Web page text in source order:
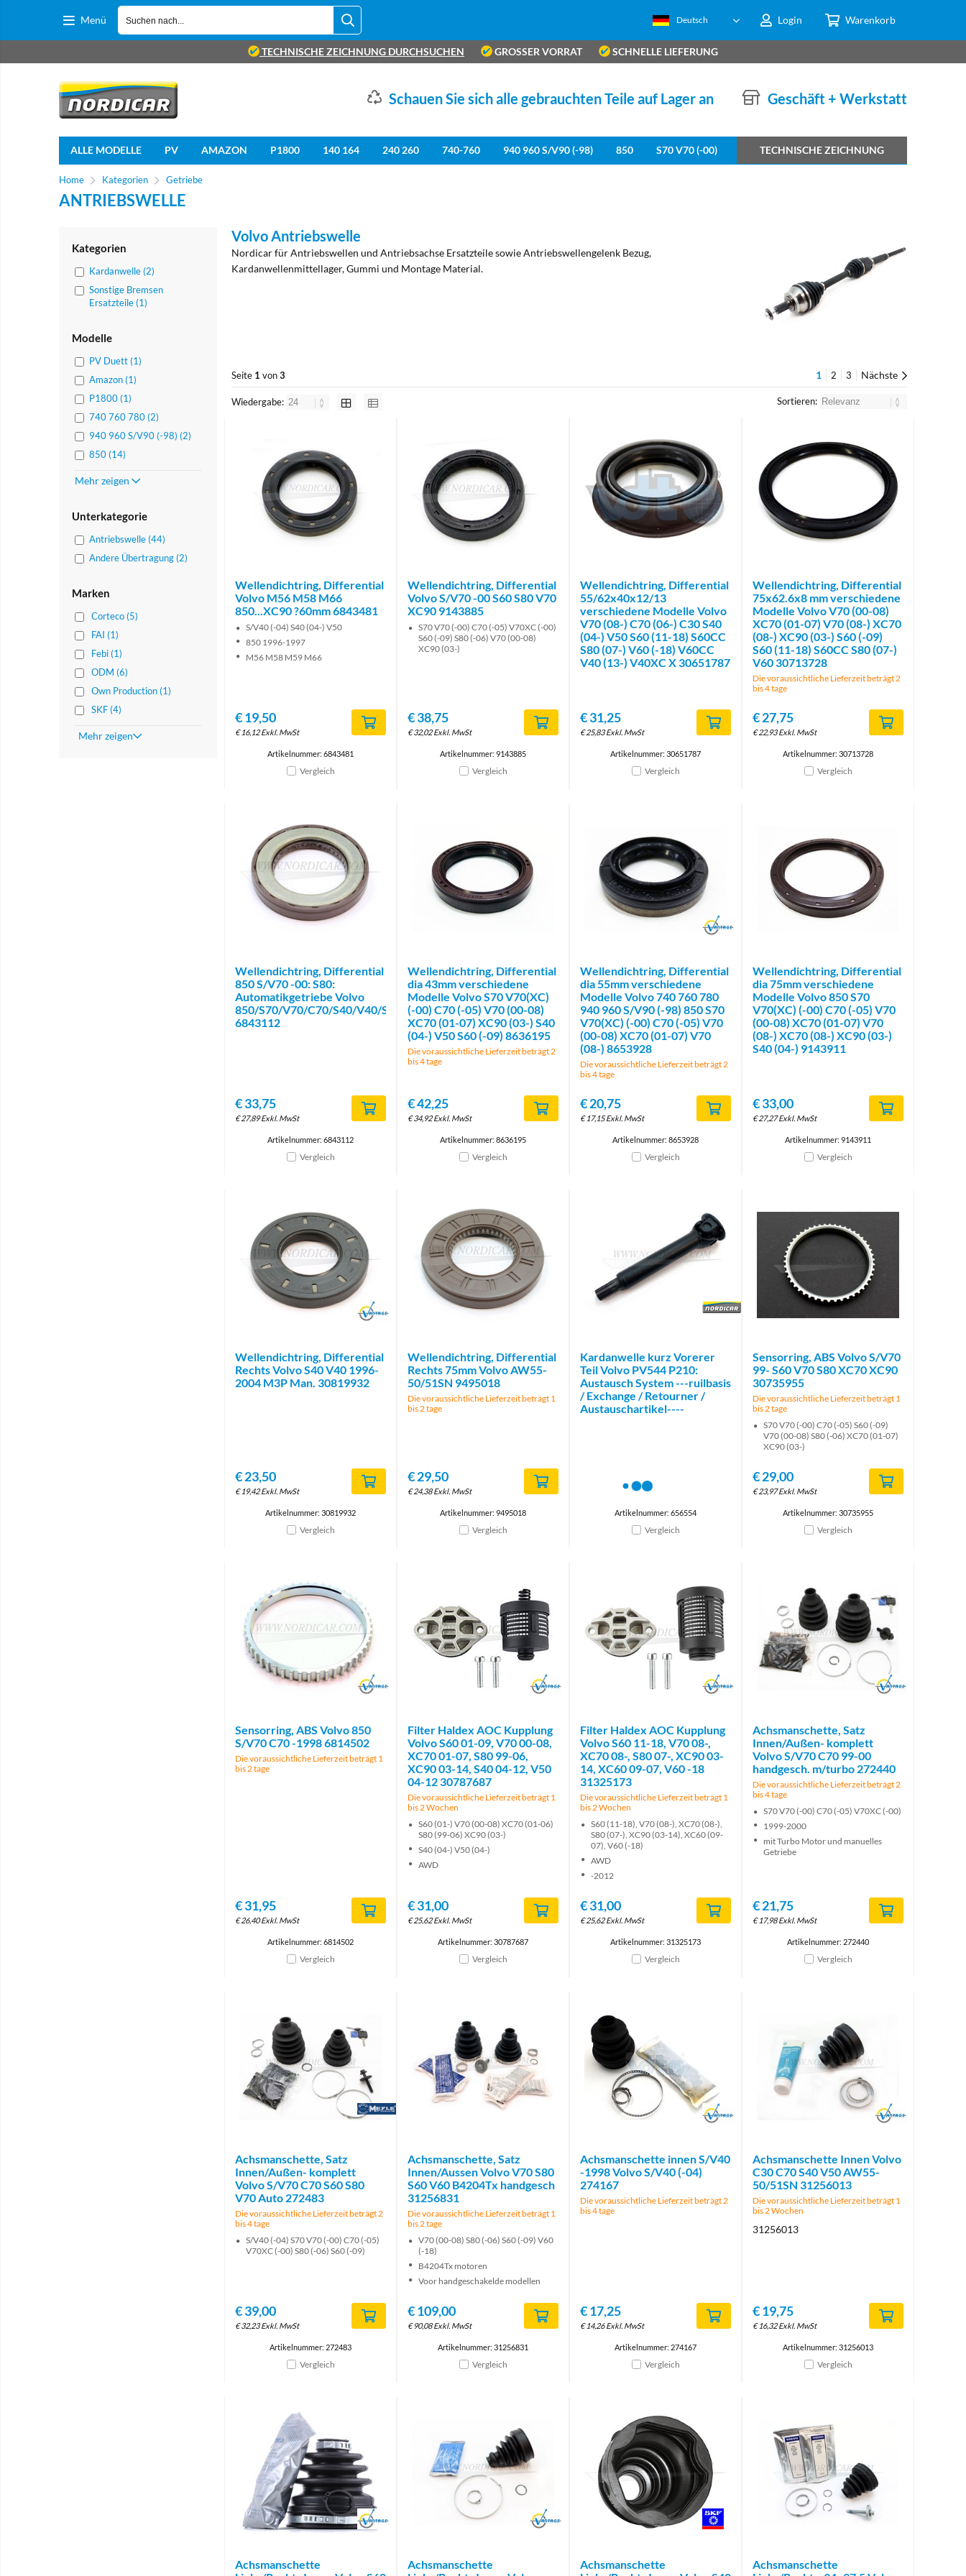
Menü Login Warenkorb
Deutsch
TECHNISCHE ZEICHNUNG DURCHSUCHEN GROSSER VORRAT SCHNELLE LIEFERUNG
Geschäft + Werkstatt
Schauen Sie sich alle gebrauchten Teile auf Lager an
ALLE MODELLE PV AMAZON P1800 140 164 240 260 740-760 940 960 S/V90 (-98) 850 S70 V70 (-00) TECHNISCHE ZEICHNUNG
Home Kategorien Getriebe
ANTRIEBSWELLE
Kategorien
Kardanwelle (2)
Sonstige Bremsen
Ersatzteile (1)
Modelle
PV Duett (1)
Amazon (1)
P1800 (1)
740 760 780 (2)
940 960 S/V90 (-98) (2)
850 (14)
Mehr zeigen
Unterkategorie
Antriebswelle (44)
Andere Übertragung (2)
Marken
Corteco (5)
FAI (1)
Febi (1)
ODM (6)
Own Production (1)
SKF (4)
Mehr zeigen
Volvo Antriebswelle
Nordicar für Antriebswellen und Antriebsachse Ersatzteile sowie Antriebswellengelenk Bezug,
Kardanwellenmittellager, Gummi und Montage Material.
Seite 1 von3 1 2 3 Nächste
Wiedergabe: Sortieren:
Wellendichtring, Differential
Volvo M56 M58 M66
850...XC90 ?60mm 6843481
S/V40 (-04) S40 (04-) V50
850 1996-1997
M56 M58 M59 M66
€19,50
€16,12 Exkl. MwSt
Artikelnummer: 6843481
Vergleich
Wellendichtring, Differential
Volvo S/V70 -00 S60 S80 V70
XC90 9143885
S70 V70 (-00) C70 (-05) V70XC (-00)
S60 (-09) S80 (-06) V70 (00-08)
XC90 (03-)
€38,75
€32,02 Exkl. MwSt
Artikelnummer: 9143885
Vergleich
Wellendichtring, Differential
55/62x40x12/13
verschiedene Modelle Volvo
V70 (08-) C70 (06-) C30 S40
(04-) V50 S60 (11-18) S60CC
S80 (07-) V60 (-18) V60CC
V40 (13-) V40XC X 30651787
€31,25
€25,83 Exkl. MwSt
Artikelnummer: 30651787
Vergleich
Wellendichtring, Differential
75x62.6x8 mm verschiedene
Modelle Volvo V70 (00-08)
XC70 (01-07) V70 (08-) XC70
(08-) XC90 (03-) S60 (-09)
S60 (11-18) S60CC S80 (07-)
V60 30713728
Die voraussichtliche Lieferzeit beträgt 2
bis 4 tage
€27,75
€22,93 Exkl. MwSt
Artikelnummer: 30713728
Vergleich
Wellendichtring, Differential
850 S/V70 -00: S80:
Automatikgetriebe Volvo
850/S70/V70/C70/S40/V40/S60/S80/V50/XC70/XC90
6843112
€33,75
€27,89 Exkl. MwSt
Artikelnummer: 6843112
Vergleich
Wellendichtring, Differential
dia 43mm verschiedene
Modelle Volvo S70 V70(XC)
(-00) C70 (-05) V70 (00-08)
XC70 (01-07) XC90 (03-) S40
(04-) V50 S60 (-09) 8636195
Die voraussichtliche Lieferzeit beträgt 2
bis 4 tage
€42,25
€34,92 Exkl. MwSt
Artikelnummer: 8636195
Vergleich
Brand
Wellendichtring, Differential
dia 55mm verschiedene
Modelle Volvo 740 760 780
940 960 S/V90 (-98) 850 S70
V70(XC) (-00) C70 (-05) V70
(00-08) XC70 (01-07) V70
(08-) 8653928
Die voraussichtliche Lieferzeit beträgt 2
bis 4 tage
€20,75
€17,15 Exkl. MwSt
Artikelnummer: 8653928
Vergleich
Wellendichtring, Differential
dia 75mm verschiedene
Modelle Volvo 850 S70
V70(XC) (-00) C70 (-05) V70
(00-08) XC70 (01-07) V70
(08-) XC70 (08-) XC90 (03-)
S40 (04-) 9143911
€33,00
€27,27 Exkl. MwSt
Artikelnummer: 9143911
Vergleich
Brand
Wellendichtring, Differential
Rechts Volvo S40 V40 1996-
2004 M3P Man. 30819932
€23,50
€19,42 Exkl. MwSt
Artikelnummer: 30819932
Vergleich
Wellendichtring, Differential
Rechts 75mm Volvo AW55-
50/51SN 9495018
Die voraussichtliche Lieferzeit beträgt 1
bis 2 tage
€29,50
€24,38 Exkl. MwSt
Artikelnummer: 9495018
Vergleich
Brand
Kardanwelle kurz Vorerer
Teil Volvo PV544 P210:
Austausch System ---ruilbasis
/ Exchange / Retourner /
Austauschartikel----
Artikelnummer: 656554
Vergleich
Sensorring, ABS Volvo S/V70
99- S60 V70 S80 XC70 XC90
30735955
Die voraussichtliche Lieferzeit beträgt 1
bis 2 tage
S70 V70 (-00) C70 (-05) S60 (-09)
V70 (00-08) S80 (-06) XC70 (01-07)
XC90 (03-)
€29,00
€23,97 Exkl. MwSt
Artikelnummer: 30735955
Vergleich
Brand
Sensorring, ABS Volvo 850
S/V70 C70 -1998 6814502
Die voraussichtliche Lieferzeit beträgt 1
bis 2 tage
€31,95
€26,40 Exkl. MwSt
Artikelnummer: 6814502
Vergleich
Brand
Filter Haldex AOC Kupplung
Volvo S60 01-09, V70 00-08,
XC70 01-07, S80 99-06,
XC90 03-14, S40 04-12, V50
04-12 30787687
Die voraussichtliche Lieferzeit beträgt 1
bis 2 Wochen
S60 (01-) V70 (00-08) XC70 (01-06)
S80 (99-06) XC90 (03-)
S40 (04-) V50 (04-)
AWD
€31,00
€25,62 Exkl. MwSt
Artikelnummer: 30787687
Vergleich
Brand
Filter Haldex AOC Kupplung
Volvo S60 11-18, V70 08-,
XC70 08-, S80 07-, XC90 03-
14, XC60 09-07, V60 -18
31325173
Die voraussichtliche Lieferzeit beträgt 1
bis 2 Wochen
S60 (11-18), V70 (08-), XC70 (08-),
S80 (07-), XC90 (03-14), XC60 (09-
07), V60 (-18)
AWD
-2012
€31,00
€25,62 Exkl. MwSt
Artikelnummer: 31325173
Vergleich
Brand
Achsmanschette, Satz
Innen/Außen- komplett
Volvo S/V70 C70 99-00
handgesch. m/turbo 272440
Die voraussichtliche Lieferzeit beträgt 2
bis 4 tage
S70 V70 (-00) C70 (-05) V70XC (-00)
1999-2000
mit Turbo Motor und manuelles
Getriebe
€21,75
€17,98 Exkl. MwSt
Artikelnummer: 272440
Vergleich
Brand
Achsmanschette, Satz
Innen/Außen- komplett
Volvo S/V70 C70 S60 S80
V70 Auto 272483
Die voraussichtliche Lieferzeit beträgt 2
bis 4 tage
S/V40 (-04) S70 V70 (-00) C70 (-05)
V70XC (-00) S80 (-06) S60 (-09)
€39,00
€32,23 Exkl. MwSt
Artikelnummer: 272483
Vergleich
Achsmanschette, Satz
Innen/Aussen Volvo V70 S80
S60 V60 B4204Tx handgesch
31256831
Die voraussichtliche Lieferzeit beträgt 1
bis 2 tage
V70 (00-08) S80 (-06) S60 (-09) V60
(-18)
B4204Tx motoren
Voor handgeschakelde modellen
€109,00
€90,08 Exkl. MwSt
Artikelnummer: 31256831
Vergleich
Brand
Achsmanschette innen S/V40
-1998 Volvo S/V40 (-04)
274167
Die voraussichtliche Lieferzeit beträgt 2
bis 4 tage
€17,25
€14,26 Exkl. MwSt
Artikelnummer: 274167
Vergleich
Brand
Achsmanschette Innen Volvo
C30 C70 S40 V50 AW55-
50/51SN 31256013
Die voraussichtliche Lieferzeit beträgt 1
bis 2 Wochen
31256013
€19,75
€16,32 Exkl. MwSt
Artikelnummer: 31256013
Vergleich
Brand
Achsmanschette
Brand
Achsmanschette
Brand
Achsmanschette
Achsmanschette